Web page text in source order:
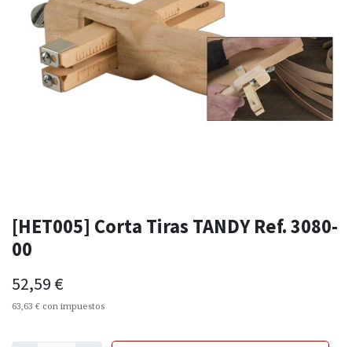
[HET005] Corta Tiras TANDY Ref. 3080-
00
52,59 €
63,63 € con impuestos